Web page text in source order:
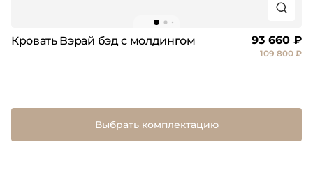
Кровать Вэрай бэд с молдингом 93 660 ₽
109 800 ₽
Выбрать комплектацию